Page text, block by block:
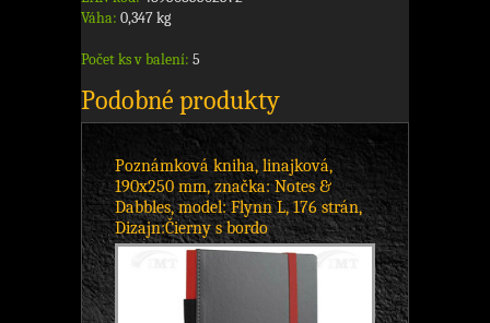
Váha: 0,347 kg
Počet ks v balení: 5
Podobné produkty
Poznámková kniha, linajková,
190x250 mm, značka: Notes &
Dabbles, model: Flynn L, 176 strán,
Dizajn:Čierny s bordo